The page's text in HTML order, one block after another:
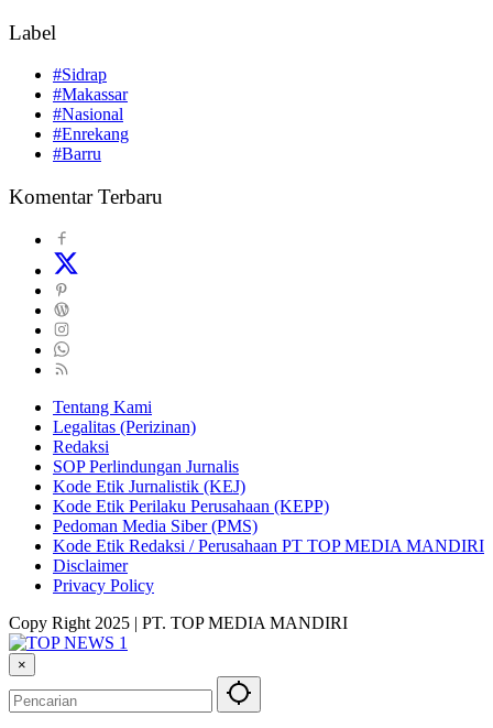
Label
#Sidrap
#Makassar
#Nasional
#Enrekang
#Barru
Komentar Terbaru
Tentang Kami
Legalitas (Perizinan)
Redaksi
SOP Perlindungan Jurnalis
Kode Etik Jurnalistik (KEJ)
Kode Etik Perilaku Perusahaan (KEPP)
Pedoman Media Siber (PMS)
Kode Etik Redaksi / Perusahaan PT TOP MEDIA MANDIRI
Disclaimer
Privacy Policy
Copy Right 2025 | PT. TOP MEDIA MANDIRI
×